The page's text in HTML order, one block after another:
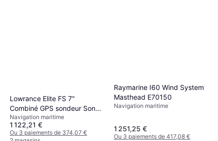
Lowrance Elite FS 7"
Combiné GPS sondeur Sonde
HDI
Navigation maritime
1 122,21 €
Ou 3 paiements de 374,07 €
Raymarine I60 Wind System
Masthead E70150
Navigation maritime
1 251,25 €
Ou 3 paiements de 417,08 €